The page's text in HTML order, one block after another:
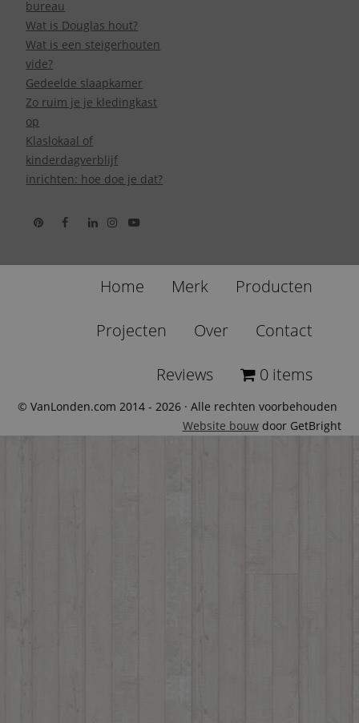
bureau
Wat is Douglas hout?
Wat is een steigerhouten
vide?
Gedeelde slaapkamer
Zo ruim je je kledingkast
op
Klaslokaal of
kinderdagverblijf
inrichten: hoe doe je dat?
Home Merk Producten
Projecten Over Contact
Reviews 0 items
© VanLonden.com 2014 - 2026 · Alle rechten voorbehouden
Website bouwdoor GetBright